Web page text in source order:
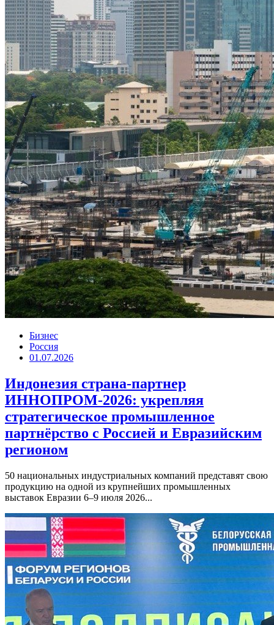
Бизнес
Россия
01.07.2026
Индонезия страна-партнер
ИННОПРОМ-2026: укрепляя
стратегическое промышленное
партнёрство с Россией и Евразийским
регионом
50 национальных индустриальных компаний представят свою
продукцию на одной из крупнейших промышленных
выставок Евразии 6–9 июля 2026...